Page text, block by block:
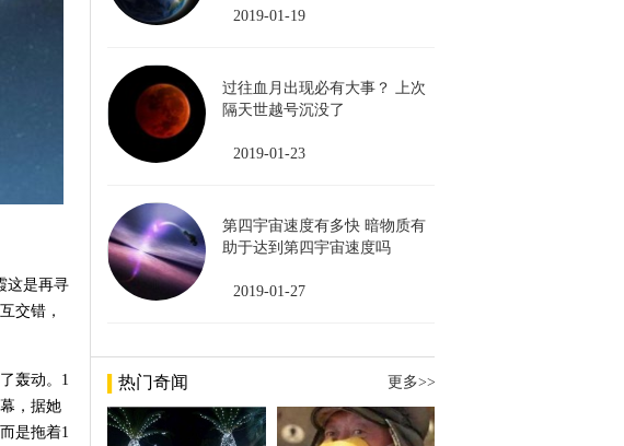
这是再寻
交错，
轰动。1
，据她
是拖着1
2019-01-19
过往血月出现必有大事？ 上次
隔天世越号沉没了
2019-01-23
第四宇宙速度有多快 暗物质有
助于达到第四宇宙速度吗
2019-01-27
热门奇闻 更多>>